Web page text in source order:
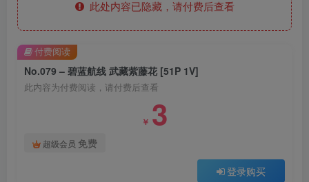
此处内容已隐藏，请付费后查看
No.079 – 碧蓝航线 武藏紫藤花 [51P 1V]
此内容为付费阅读，请付费后查看
￥ 3
超级会员 免费
登录购买
付费阅读